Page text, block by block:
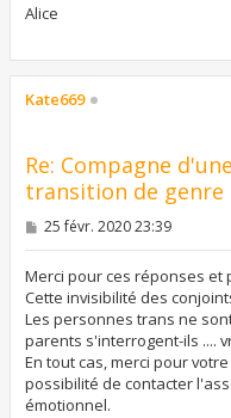
Alice
Kate669
Re: Compagne
transition de genre
M
s
a
g
e
25 févr. 2020 23:39
Merci pour ces réponses et
Cette invisibilité des
Les personnes trans ne
parents s'interrogent-ils ....
En tout cas, merci pour
possibilité de contacter
émotionnel.